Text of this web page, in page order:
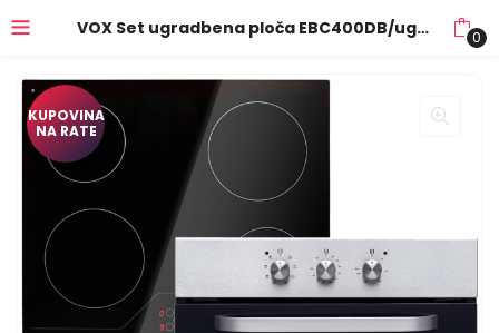
VOX Set ugradbena ploča EBC400DB/ugradbena pećnica EBB2110IX XL – SET2110400 0
KUPOVINA
NA RATE